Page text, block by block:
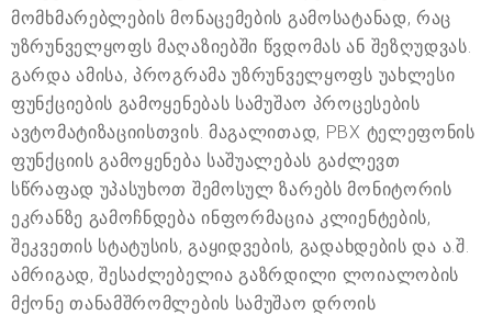
მომხმარებლების მონაცემების გამოსატანად, რაც
უზრუნველყოფს მაღაზიებში წვდომას ან შეზღუდვას.
გარდა ამისა, პროგრამა უზრუნველყოფს უახლესი
ფუნქციების გამოყენებას სამუშაო პროცესების
ავტომატიზაციისთვის. მაგალითად, PBX ტელეფონის
ფუნქციის გამოყენება საშუალებას გაძლევთ
სწრაფად უპასუხოთ შემოსულ ზარებს მონიტორის
ეკრანზე გამოჩნდება ინფორმაცია კლიენტების,
შეკვეთის სტატუსის, გაყიდვების, გადახდების და ა.შ.
ამრიგად, შესაძლებელია გაზრდილი ლოიალობის
მქონე თანამშრომლების სამუშაო დროის